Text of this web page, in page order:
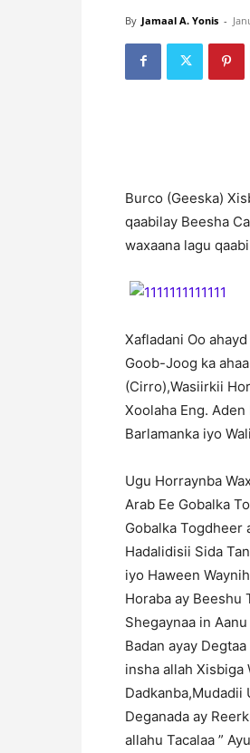
By Jamaal A. Yonis -
Burco (Geeska)
qaabilay Beesha
waxaana lagu
Xafladani Oo
Goob-Joog ka
(Cirro),Wasiirkii
Xoolaha Eng.
Barlamanka iyo
Ugu Horraynba
Arab Ee Gobalka
Gobalka Togdheer
Hadalidisii Sida
iyo Haween
Horaba ay Beeshu
Shegaynaa in
Badan ayay
insha allah Xisbiga
Dadkanba,Mudadii
Deganada ay
allahu Tacalaa ”